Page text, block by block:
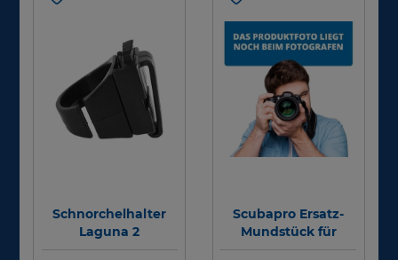
Schnorchelhalter
Laguna 2
Scubapro Ersatz-
Mundstück für
Schnorchel Mini Dry